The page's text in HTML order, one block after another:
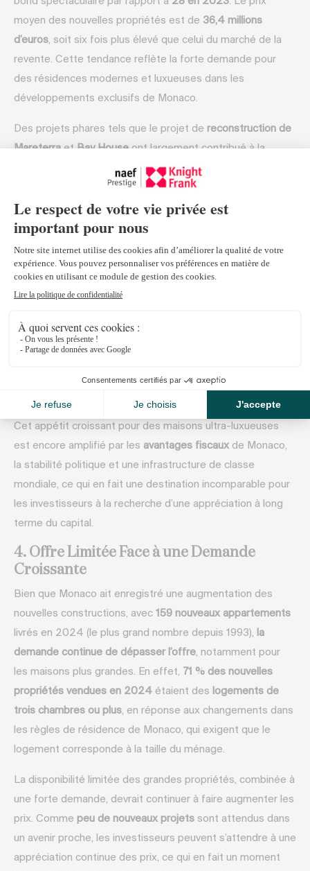
moyen des nouvelles propriétés est de 36,4 millions
d’euros, soit six fois plus élevé que celui du marché de la
revente. Cette tendance reflète la forte demande pour
des résidences modernes et luxueuses dans les
développements exclusifs de Monaco.
Des projets phares tels que le projet de reconstruction de
MareterraetBay Houseont largement contribué à la
hausse des ventes de nouveaux bâtiments. Ces
développements offrent un cadre de vie haut de gamme
avec des équipements de premier ordre, ce qui les rend
très attractifs pour les acheteurs fortunés.
3. Le Marché Super-Prime Explose
Lemarché super-primeà Monaco a atteint des niveaux
inédits. En 2024,57 nouvelles maisons
dépassant les100 millions d’euros
dans le segment haut de gamme souligne le statut de
Monaco en tant que centre mondial pour les UHNWIs en
Cet appétit croissant pour des maisons ultra-luxueuses
est encore amplifié par les avantages fiscaux de Monaco,
la stabilité politique et une infrastructure de classe
mondiale, ce qui en fait une destination incomparable pour
les investisseurs à la recherche d’une appréciation à long
terme du capital.
4. Offre Limitée Face à une Demande
Croissante
Bien que Monaco ait enregistré une augmentation des
nouvelles constructions, avec 159 nouveaux appartements
livrés en 2024 (le plus grand nombre depuis 1993), la
demande continue de dépasser l’offre, notamment pour
les maisons plus grandes. En effet, 71 % des nouvelles
propriétés vendues en 2024 étaient des logements de
trois chambres ou plus, en réponse aux changements dans
les règles de résidence de Monaco, qui exigent que le
logement corresponde à la taille du ménage.
La disponibilité limitée des grandes propriétés, combinée à
une forte demande, devrait continuer à faire augmenter les
prix. Comme peu de nouveaux projets sont attendus dans
un avenir proche, les investisseurs peuvent s’attendre à une
appréciation continue des prix, ce qui en fait un moment